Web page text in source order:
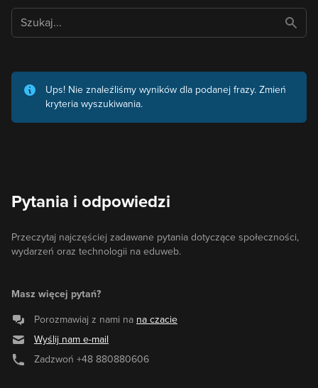
Ups! Nie znaleźliśmy wyników dla podanej frazy. Zmień
kryteria wyszukiwania.
Pytania i odpowiedzi
Przeczytaj najczęściej zadawane pytania dotyczące społeczności,
wydarzeń oraz technologii na eduweb.
Masz więcej pytań?
Porozmawiaj z nami na na czacie
Wyślij nam e-mail
Zadzwoń +48 880880606